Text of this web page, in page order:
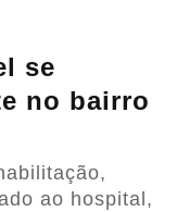
se
no bairro
ao hospital,